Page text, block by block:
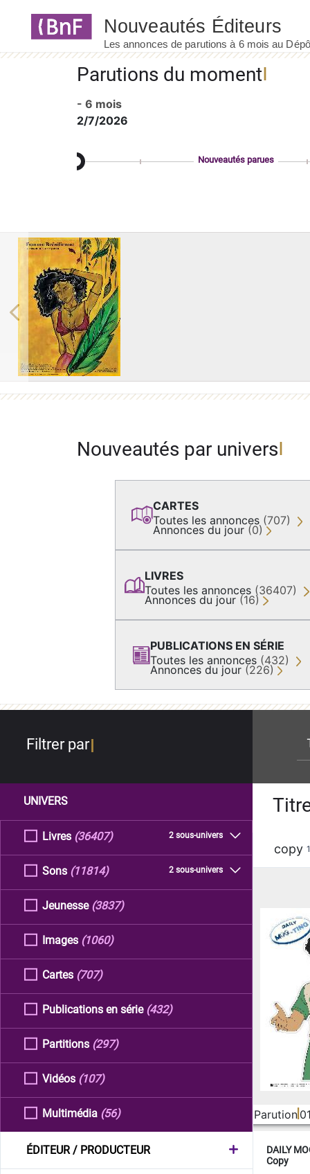
Parutions du moment
- 6 mois
2/7/2026
Nouveautés parues
Previous
Nouveautés par univers
CARTES
Toutes les annonces (707)
Annonces du jour (0)
LIVRES
Toutes les annonces (36407)
Annonces du jour (16)
PUBLICATIONS EN SÉRIE
Toutes les annonces (432)
Annonces du jour (226)
Filtrer par
UNIVERS
Livres 2 sous-univers
(36407)
Sons 2 sous-univers
(11814)
Jeunesse (3837)
Images (1060)
Cartes (707)
Publications en série (432)
Partitions (297)
Vidéos (107)
Multimédia (56)
ÉDITEUR / PRODUCTEUR
copy
Parution
DAILY
Copy